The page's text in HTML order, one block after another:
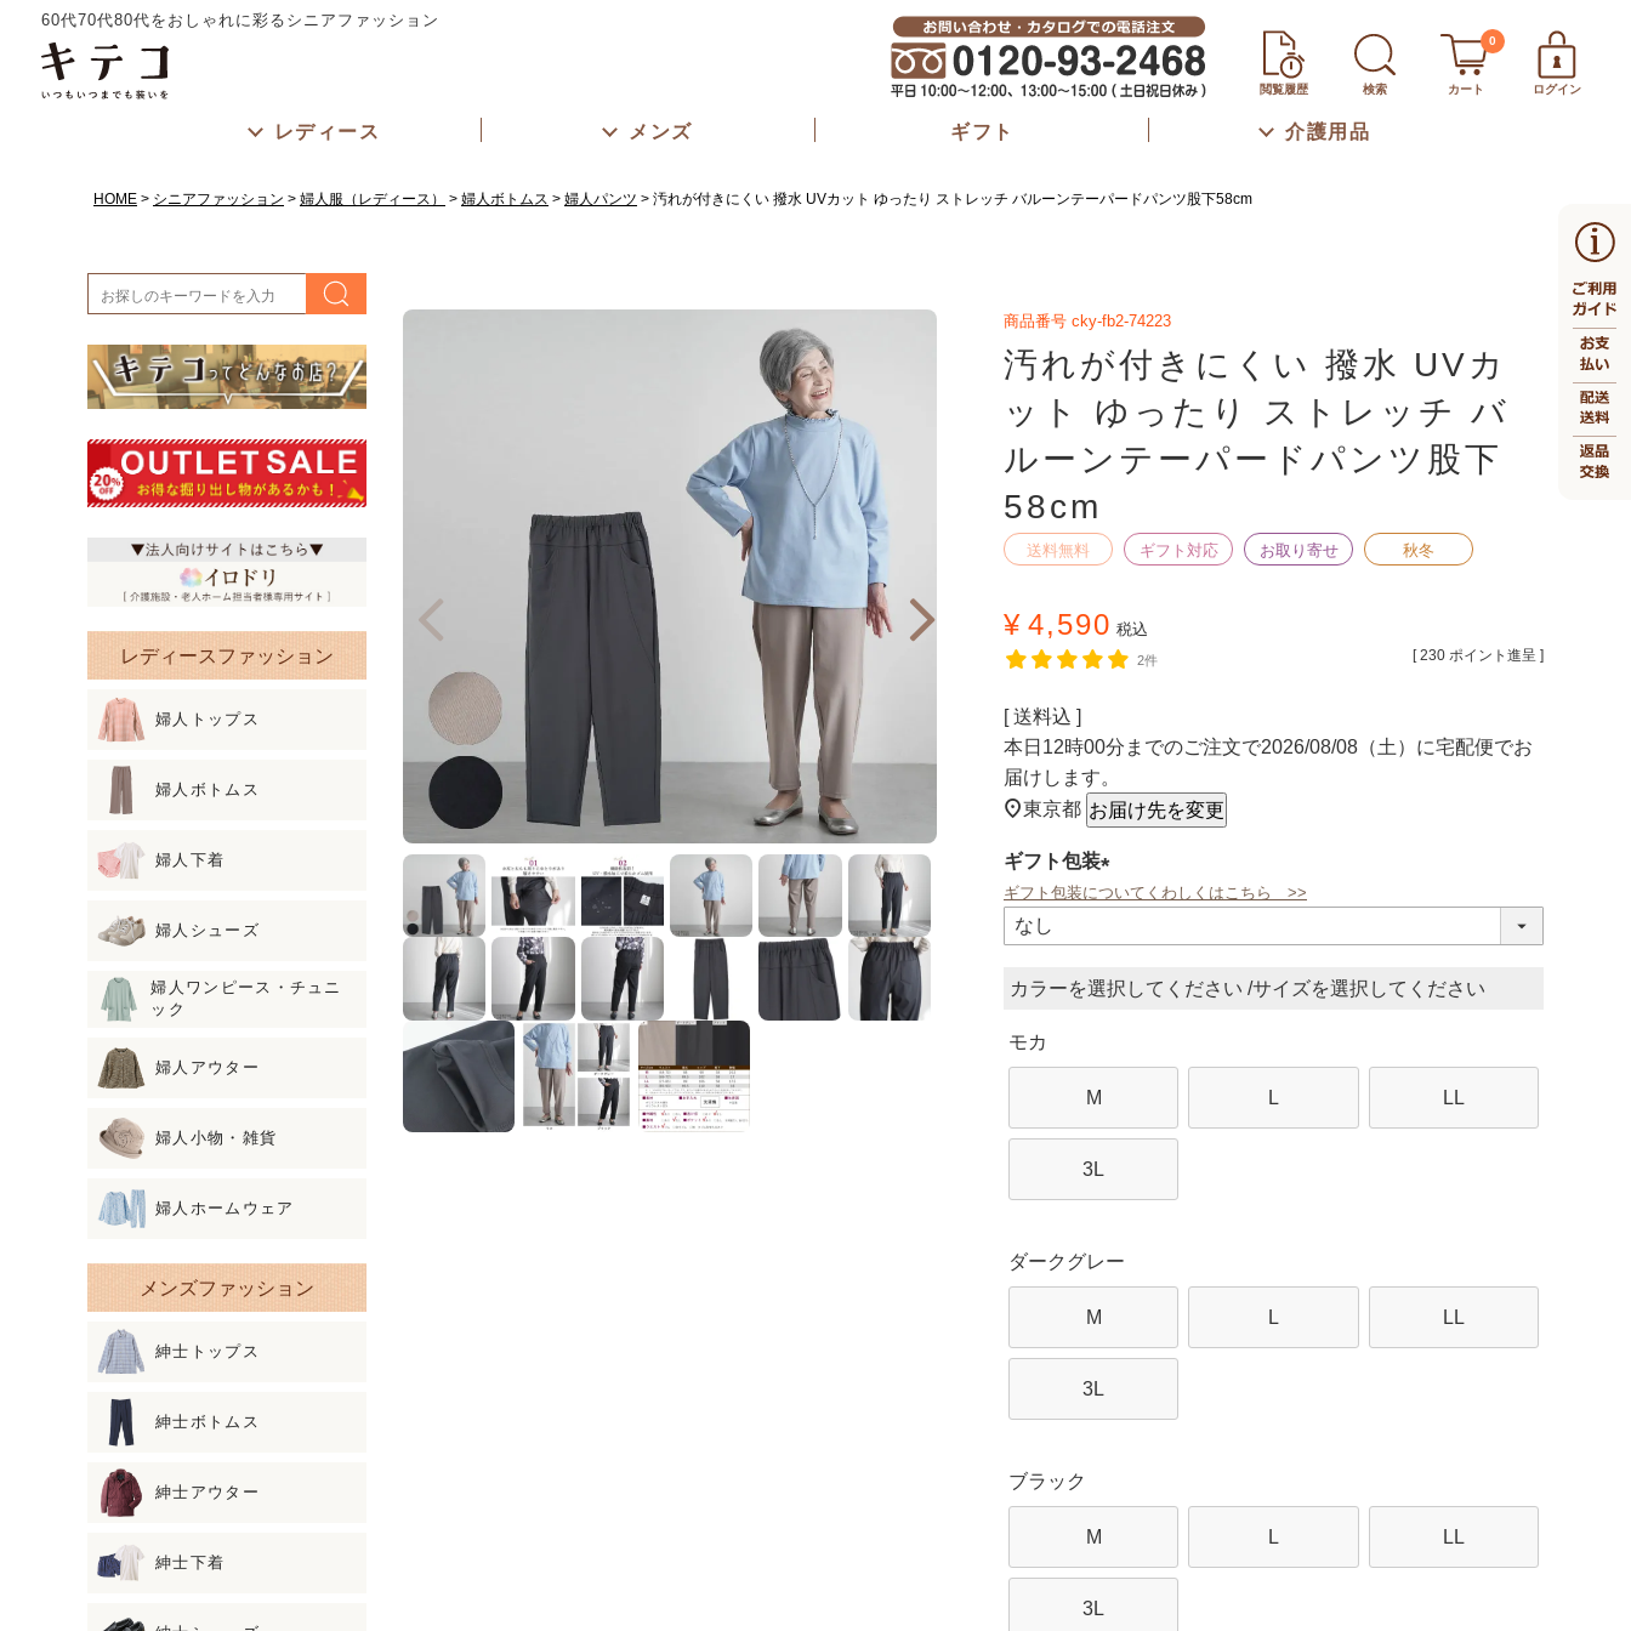
60代70代80代をおしゃれに彩るシニアファッション
閲覧履歴 検索 カート
0
ログイン
レディース メンズ ギフト 介護用品
HOME シニアファッション 婦人服（レディース） 婦人ボトムス 婦人パンツ 汚れが付きにくい 撥水 UVカット ゆったり ストレッチ バルーンテーパードパンツ股下58cm
レディースファッション
婦人トップス
婦人ボトムス
婦人下着
婦人シューズ
婦人ワンピース・チュニ
ック
婦人アウター
婦人小物・雑貨
婦人ホームウェア
メンズファッション
紳士トップス
紳士ボトムス
紳士アウター
紳士下着
商品番号 cky-fb2-74223
汚れが付きにくい 撥水 UVカ
ット ゆったり ストレッチ バ
ルーンテーパードパンツ股下
58cm
送料無料 ギフト対応 お取り寄せ 秋冬
¥ 4,590 税込
[ 230 ポイント進呈 ]
2件
送料込
本日 12時00分 までのご注文で2026/08/08（土） に宅配便でお
届けします。
東京都 お届け先を変更
ギフト包装
(必
ギフト包装についてくわしくはこちら >>
カラー サイズ
モカ
M L LL
3L
ダークグレー
M L LL
3L
ブラック
M L LL
3L